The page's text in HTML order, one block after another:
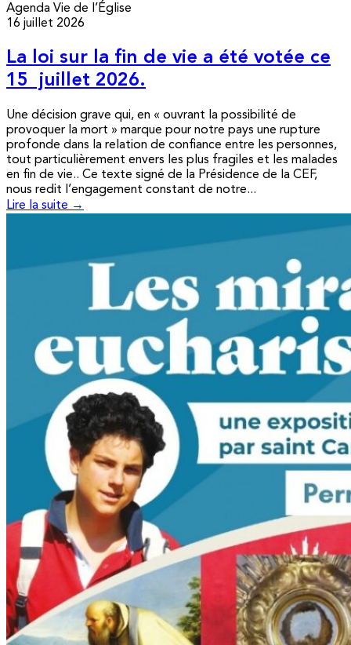
Agenda Vie de l’Église
16 juillet 2026
La loi sur la fin de vie a été votée ce
15 juillet 2026.
Une décision grave qui, en « ouvrant la possibilité de
provoquer la mort » marque pour notre pays une rupture
profonde dans la relation de confiance entre les personnes,
tout particulièrement envers les plus fragiles et les malades
en fin de vie.. Ce texte signé de la Présidence de la CEF,
nous redit l’engagement constant de notre...
Lire la suite →